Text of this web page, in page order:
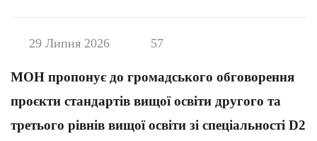
29 Липня 2026 57
МОН пропонує до громадського обговорення
проєкти стандартів вищої освіти другого та
третього рівнів вищої освіти зі спеціальності D2